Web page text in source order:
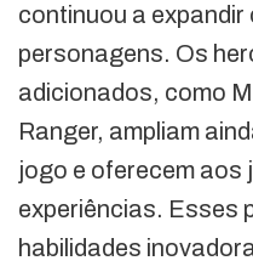
continuou a expandir
personagens. Os
adicionados, como
Ranger, ampliam
jogo e oferecem aos
experiências. Esses
habilidades